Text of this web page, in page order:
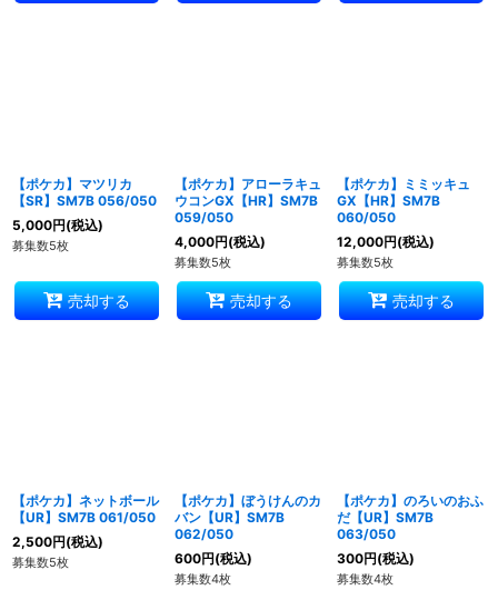
【ポケカ】マツリカ
【SR】SM7B 056/050
5,000円(税込)
募集数5枚
売却する
【ポケカ】アローラキュ
ウコンGX【HR】SM7B
059/050
4,000円(税込)
募集数5枚
売却する
【ポケカ】ミミッキュ
GX【HR】SM7B
060/050
12,000円(税込)
募集数5枚
売却する
【ポケカ】ネットボール
【UR】SM7B 061/050
2,500円(税込)
募集数5枚
【ポケカ】ぼうけんのカ
バン【UR】SM7B
062/050
600円(税込)
募集数4枚
【ポケカ】のろいのおふ
だ【UR】SM7B
063/050
300円(税込)
募集数4枚